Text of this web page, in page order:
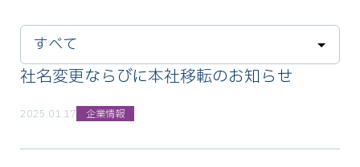
社名変更ならびに本社移転のお知らせ
2025.01.17 企業情報